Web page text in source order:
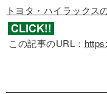
トヨタ・ハイラックス
この記事のURL：